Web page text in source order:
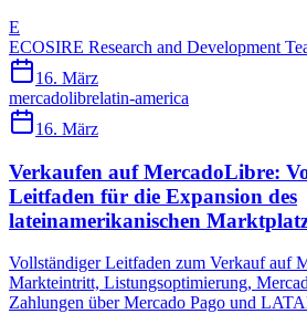
E
ECOSIRE Research and Development
16. März
mercadolibrelatin-america
16. März
Verkaufen auf MercadoLibre:
Leitfaden für die Expansion des
lateinamerikanischen
Vollständiger Leitfaden zum Verkauf auf
Markteintritt, Listungsoptimierung,
Zahlungen über Mercado Pago und